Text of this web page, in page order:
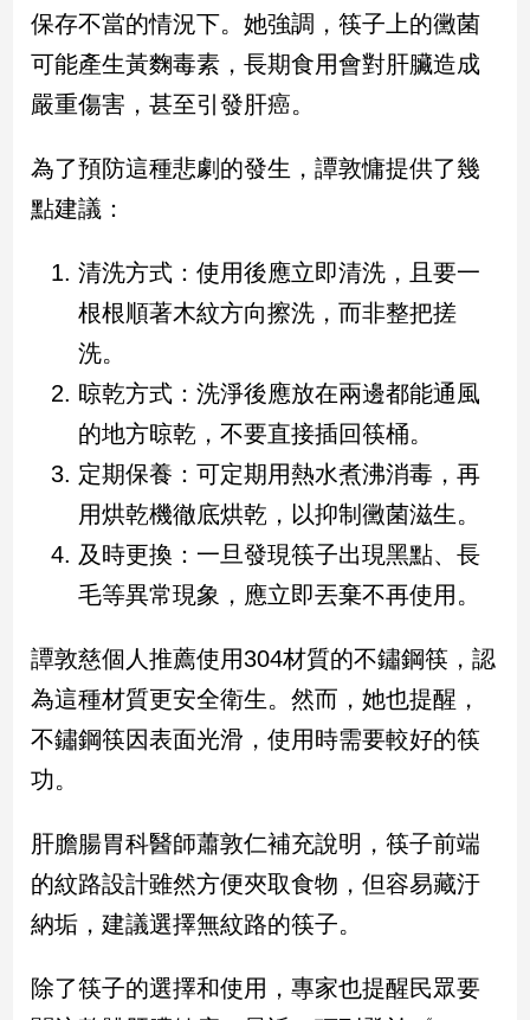
國
會
點
觀
兩
社
方
病
南
台
灣
點
南
台
灣
點
保存不當的情況下。她強調，筷子上的黴菌
可能產生黃麴毒素，長期食用會對肝臟造成
嚴重傷害，甚至引發肝癌。
為了預防這種悲劇的發生，譚敦慵提供了幾
點建議：
清洗方式：使用後應立即清洗，且要一
根根順著木紋方向擦洗，而非整把搓
洗。
晾乾方式：洗淨後應放在兩邊都能通風
的地方晾乾，不要直接插回筷桶。
定期保養：可定期用熱水煮沸消毒，再
用烘乾機徹底烘乾，以抑制黴菌滋生。
及時更換：一旦發現筷子出現黑點、長
毛等異常現象，應立即丟棄不再使用。
譚敦慈個人推薦使用304材質的不鏽鋼筷，認
為這種材質更安全衛生。然而，她也提醒，
不鏽鋼筷因表面光滑，使用時需要較好的筷
功。
肝膽腸胃科醫師蕭敦仁補充說明，筷子前端
的紋路設計雖然方便夾取食物，但容易藏汙
納垢，建議選擇無紋路的筷子。
除了筷子的選擇和使用，專家也提醒民眾要